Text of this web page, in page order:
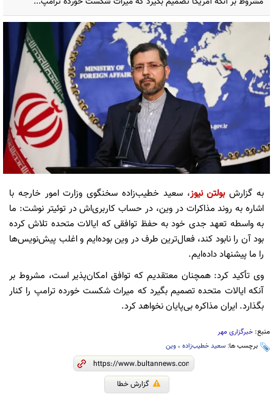
به گزارشبولتن نیوز، سعید خطیب‌زاده سخنگوی وزارت امور خارجه با
اشاره به روند مذاکرات در وین، در حساب کاربری‌اش در توئیتر نوشت: ما
به واسطه تعهد جدی خود به حفظ توافقی که ایالات متحده تلاش کرده
بود آن را نابود کند، فعال‌ترین طرف در وین بوده‌ایم و اغلب پیش‌نویس‌ها
را ما پیشنهاد داده‌ایم.
وی تأکید کرد: همچنان معتقدیم که توافق امکان‌پذیر است، مشروط بر
آنکه ایالات متحده تصمیم بگیرد که میراث شکست خورده ترامپ را کنار
بگذارد. ایران مذاکره بی‌پایان نخواهد کرد.
منبع: خبرگزاری مهر
برچسب ها: سعید خطیب‌زاده ، وین
گزارش خطا